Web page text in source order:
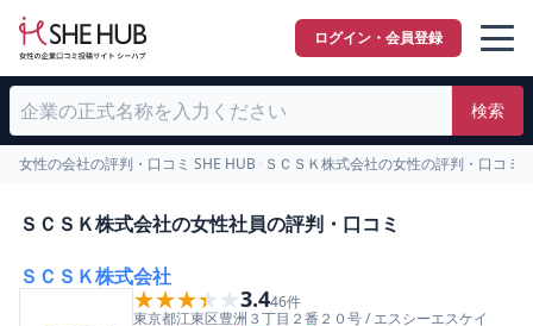
ログイン・会員登録
検索
女性の会社の評判・口コミ SHE HUB ＳＣＳＫ株式会社の女性の評判・口コミ
ＳＣＳＫ株式会社の女性社員の評判・口コミ
ＳＣＳＫ株式会社
★★★★★
★★★★★3.446件
東京都江東区豊洲３丁目２番２０号/エスシーエスケイ